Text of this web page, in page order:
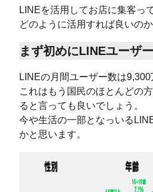
LINEを活用してお店に集客っ
どのように活用すれば良いのか
まず初めにLINEユーザ
LINEの月間ユーザー数は9,300
これはもう国民のほとんどの
ると言っても良いでしょう。
今や生活の一部となっいる
かと思います。